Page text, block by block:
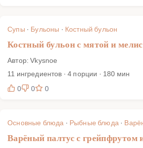
Супы · Бульоны · Костный бульон
Костный бульон с мятой и
Автор: Vkysnoe
11 ингредиентов · 4 порции · 180 мин
0
0 0
Основные блюда · Рыбные блюда·
Варёный палтус с грейпфрутом